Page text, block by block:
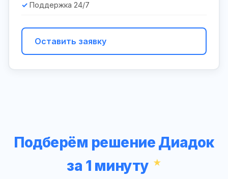
Поддержка 24/7
Оставить заявку
Подберём решение Диадок
за 1 минуту